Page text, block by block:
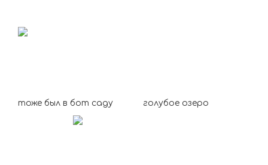
тоже был в бот саду голубое озеро